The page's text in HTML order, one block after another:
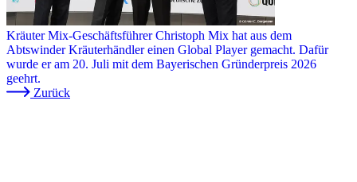
Kräuter Mix-Geschäftsführer Christoph Mix hat aus dem
Abtswinder Kräuterhändler einen Global Player gemacht. Dafür
wurde er am 20. Juli mit dem Bayerischen Gründerpreis 2026
geehrt.
Zurück